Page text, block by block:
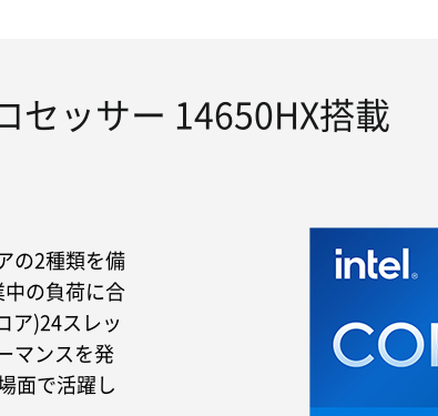
セッサー 14650HX搭載
の2種類を備
の負荷に合
ア)24スレッ
マンスを発
面で活躍し